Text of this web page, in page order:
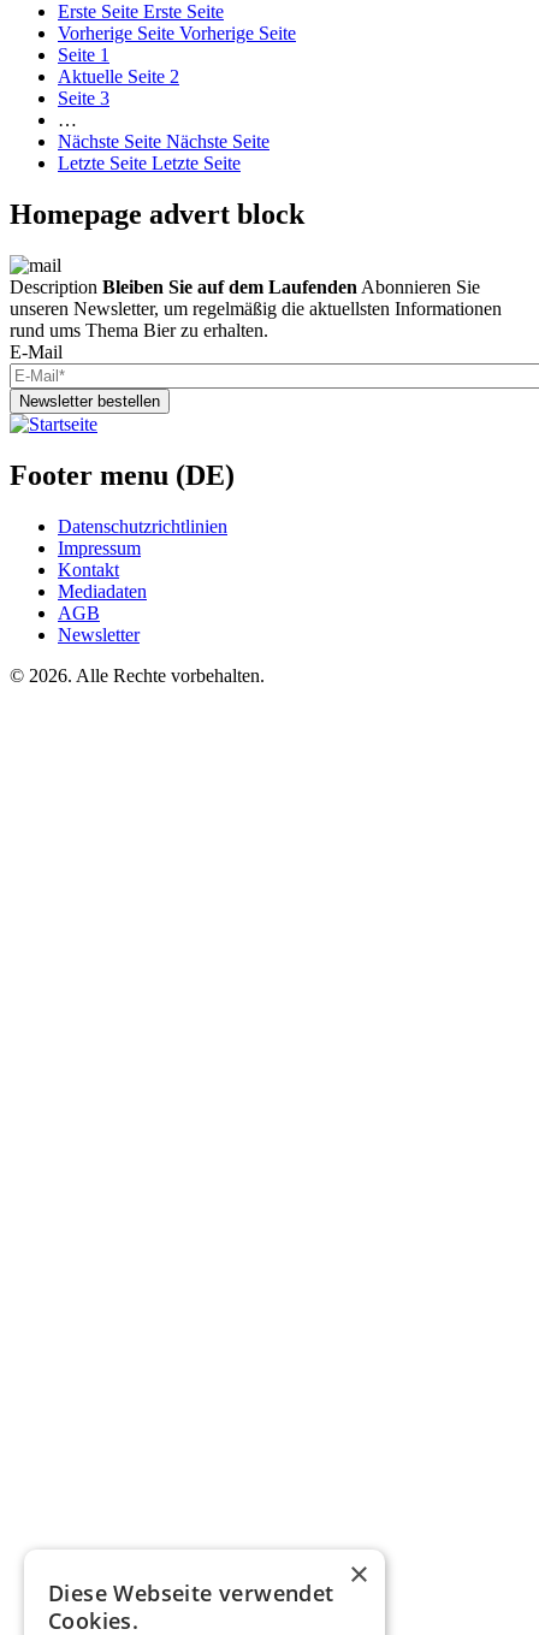
Erste Seite Erste Seite
Vorherige Seite Vorherige Seite
Seite 1
Aktuelle Seite 2
Seite 3
…
Nächste Seite Nächste Seite
Letzte Seite Letzte Seite
Homepage advert block
Description Bleiben Sie auf dem Laufenden Abonnieren Sie
unseren Newsletter, um regelmäßig die aktuellsten Informationen
rund ums Thema Bier zu erhalten.
E-Mail
Newsletter bestellen
Footer menu (DE)
Datenschutzrichtlinien
Impressum
Kontakt
Mediadaten
AGB
Newsletter
© 2026. Alle Rechte vorbehalten.
×
Diese Webseite verwendet
Cookies.